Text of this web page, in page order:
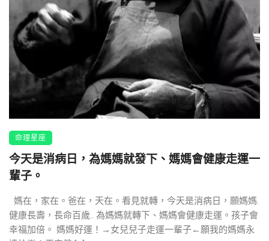
命理星座
今天是消病日，為媽媽就發下、媽媽會健康走運一
輩子。
媽在，家在。爸在，天在。看見就轉，今天是消病日，願媽媽.
健康長壽，長命百歲.. 為媽媽就轉下、媽媽會健康走運。孩子會
幸福加倍。 媽媽好運！→女兒兒子走運一輩子←願我的媽媽永